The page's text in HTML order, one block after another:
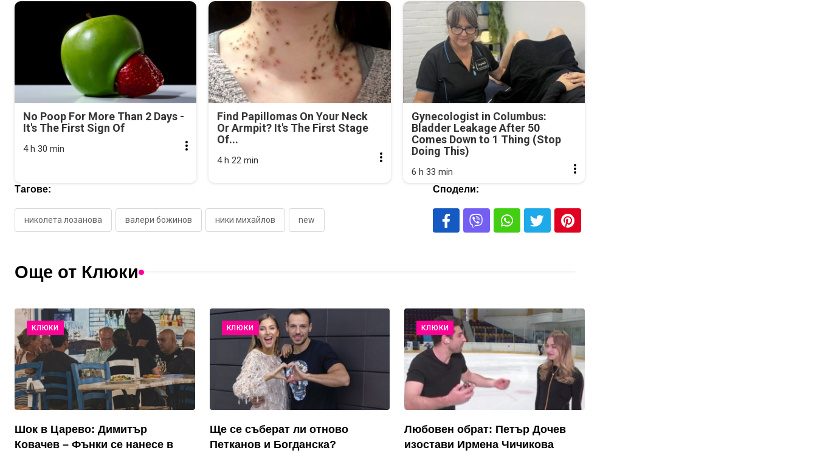
No Poop For More Than 2 Days -
It's The First Sign Of
4 h 30 min
Find Papillomas On Your Neck
Or Armpit? It's The First Stage
Of...
4 h 22 min
Gynecologist in Columbus:
Bladder Leakage After 50
Comes Down to 1 Thing (Stop
Doing This)
6 h 33 min
Тагове:
николета лозанова валери божинов ники михайлов new
Сподели:
Още от Клюки
КЛЮКИ
Шок в Царево: Димитър
Ковачев – Фънки се нанесе в
КЛЮКИ
Ще се съберат ли отново
Петканов и Богданска?
КЛЮКИ
Любовен обрат: Петър Дочев
изостави Ирмена Чичикова